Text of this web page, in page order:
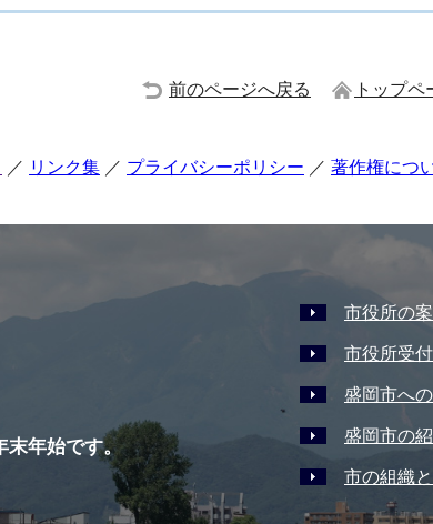
前のページへ戻る トップペ
リンク集 プライバシーポリシー 著作権につ
末年始です。
市役所の
市役所受
盛岡市へ
盛岡市の
市の組織